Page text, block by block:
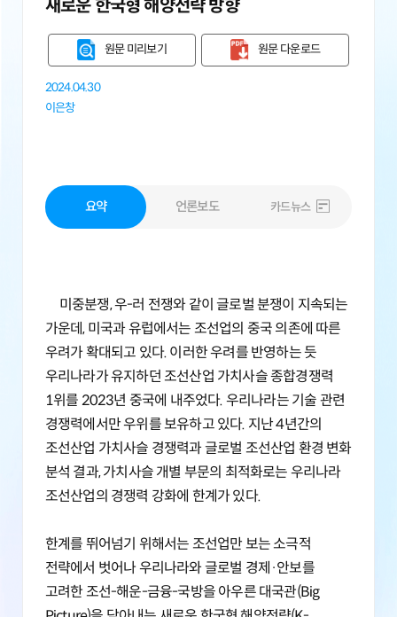
새로운 한국형 해양전략 방향
원문 미리보기 원문 다운로드
2024.04.30
이은창
요약 언론보도 카드뉴스
미중분쟁, 우-러 전쟁와 같이 글로벌 분쟁이 지속되는
가운데, 미국과 유럽에서는 조선업의 중국 의존에 따른
우려가 확대되고 있다. 이러한 우려를 반영하는 듯
우리나라가 유지하던 조선산업 가치사슬 종합경쟁력
1위를 2023년 중국에 내주었다. 우리나라는 기술 관련
경쟁력에서만 우위를 보유하고 있다. 지난 4년간의
조선산업 가치사슬 경쟁력과 글로벌 조선산업 환경 변화
분석 결과, 가치사슬 개별 부문의 최적화로는 우리나라
조선산업의 경쟁력 강화에 한계가 있다.
한계를 뛰어넘기 위해서는 조선업만 보는 소극적
전략에서 벗어나 우리나라와 글로벌 경제·안보를
고려한 조선-해운-금융-국방을 아우른 대국관(Big